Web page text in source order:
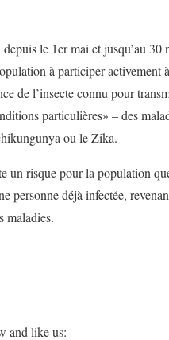
le 1er mai et jusqu’au 30
à participer activement
de l’insecte connu pour
particulières» – des
ou le Zika.
un risque pour la population
personne déjà infectée,
maladies.
and like us: